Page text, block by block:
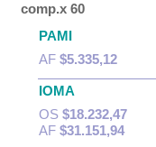
comp.x 60
PAMI
AF $5.335,12
IOMA
OS $18.232,47
AF $31.151,94